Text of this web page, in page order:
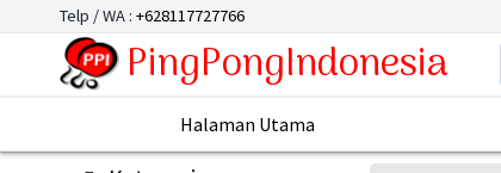
Telp / WA : +628117727766
PingPongIndonesia
Halaman Utama